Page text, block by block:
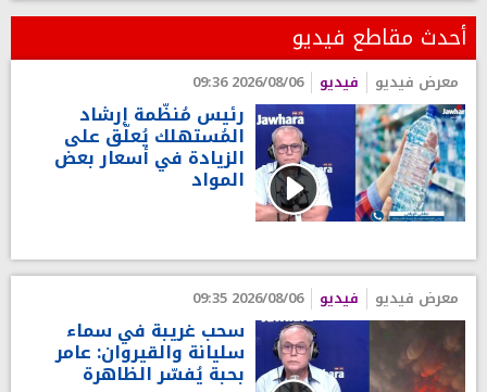
أحدث مقاطع فيديو
معرض فيديو فيديو 2026/08/06 09:36
رئيس مُنظّمة إرشاد
المُستهلك يُعلّق على
الزيادة في أسعار بعض
المواد
معرض فيديو فيديو 2026/08/06 09:35
سحب غريبة في سماء
سليانة والقيروان: عامر
بحبة يُفسّر الظاهرة